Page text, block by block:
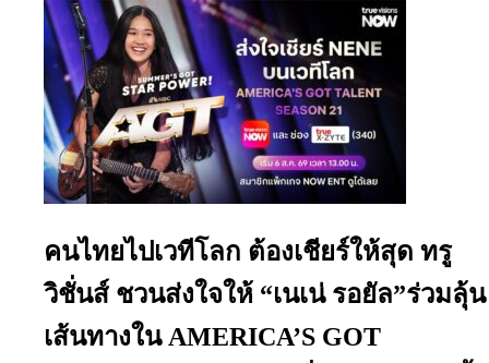
คนไทยไปเวทีโลก ต้องเชียร์ให้สุด ทรู
วิชั่นส์ ชวนส่งใจให้ “เนเน่ รอยัล”ร่วมลุ้น
เส้นทางใน AMERICA’S GOT